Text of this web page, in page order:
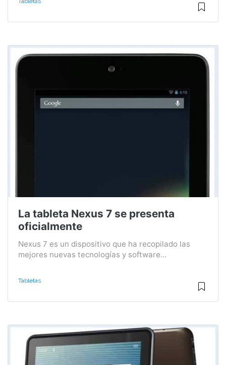
La tableta Nexus 7 se presenta
oficialmente
Nexus 7 es un dispositivo que ha recopilado las
mejores nuevas tecnologías y software...
Tabletas